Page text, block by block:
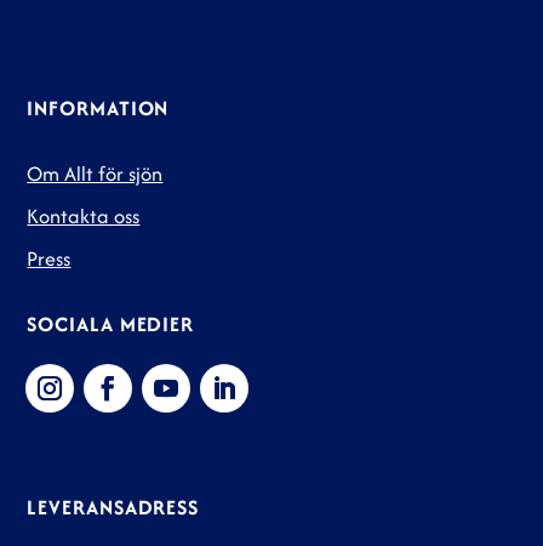
INFORMATION
Om Allt för sjön
Kontakta oss
Press
SOCIALA MEDIER
LEVERANSADRESS